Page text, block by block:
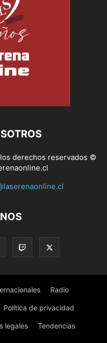
derechos reservados ©
Radio
Política de privacidad
legales Tendencias